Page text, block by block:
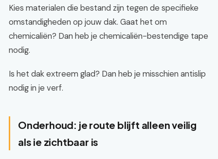
Kies materialen die bestand zijn tegen de specifieke
omstandigheden op jouw dak. Gaat het om
chemicaliën? Dan heb je chemicaliën-bestendige tape
nodig.
Is het dak extreem glad? Dan heb je misschien antislip
nodig in je verf.
Onderhoud: je route blijft alleen veilig
als ie zichtbaar is